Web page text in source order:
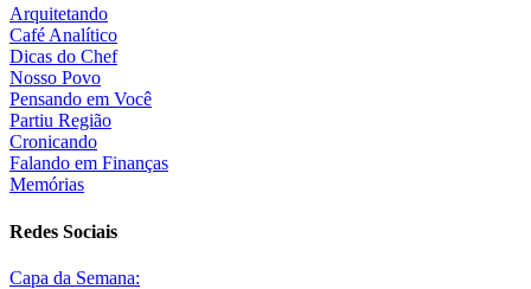
Arquitetando
Café Analítico
Dicas do Chef
Nosso Povo
Pensando em Você
Partiu Região
Cronicando
Falando em Finanças
Memórias
Redes Sociais
Capa da Semana: